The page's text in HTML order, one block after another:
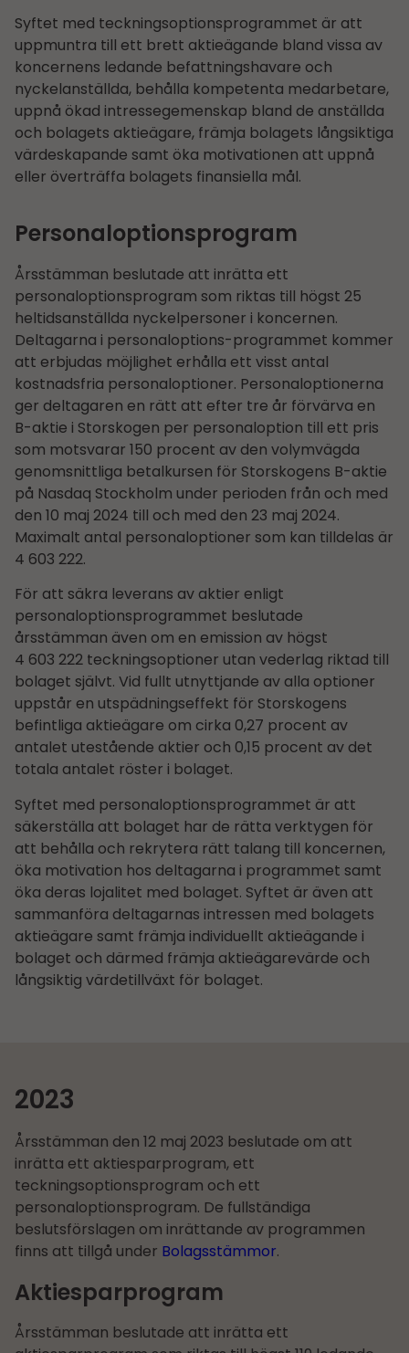
Syftet med teckningsoptionsprogrammet är att
uppmuntra till ett brett aktieägande bland vissa av
koncernens ledande befattningshavare och
nyckelanställda, behålla kompetenta medarbetare,
uppnå ökad intressegemenskap bland de anställda
och bolagets aktieägare, främja bolagets långsiktiga
värdeskapande samt öka motivationen att uppnå
eller överträffa bolagets finansiella mål.
Personaloptionsprogram
Årsstämman beslutade att inrätta ett
personaloptionsprogram som riktas till högst 25
heltidsanställda nyckelpersoner i koncernen.
Deltagarna i personaloptions-programmet kommer
att erbjudas möjlighet erhålla ett visst antal
kostnadsfria personaloptioner. Personaloptionerna
ger deltagaren en rätt att efter tre år förvärva en
B-aktie i Storskogen per personaloption till ett pris
som motsvarar 150 procent av den volymvägda
genomsnittliga betalkursen för Storskogens B-aktie
på Nasdaq Stockholm under perioden från och med
den 10 maj 2024 till och med den 23 maj 2024.
Maximalt antal personaloptioner som kan tilldelas är
4 603 222.
För att säkra leverans av aktier enligt
personaloptionsprogrammet beslutade
årsstämman även om en emission av högst
4 603 222 teckningsoptioner utan vederlag riktad till
bolaget självt. Vid fullt utnyttjande av alla optioner
uppstår en utspädningseffekt för Storskogens
befintliga aktieägare om cirka 0,27 procent av
antalet utestående aktier och 0,15 procent av det
totala antalet röster i bolaget.
Syftet med personaloptionsprogrammet är att
säkerställa att bolaget har de rätta verktygen för
att behålla och rekrytera rätt talang till koncernen,
öka motivation hos deltagarna i programmet samt
öka deras lojalitet med bolaget. Syftet är även att
sammanföra deltagarnas intressen med bolagets
aktieägare samt främja individuellt aktieägande i
bolaget och därmed främja aktieägarevärde och
långsiktig värdetillväxt för bolaget.
2023
Årsstämman den 12 maj 2023 beslutade om att
inrätta ett aktiesparprogram, ett
teckningsoptionsprogram och ett
personaloptionsprogram. De fullständiga
beslutsförslagen om inrättande av programmen
finns att tillgå under Bolagsstämmor.
Aktiesparprogram
Årsstämman beslutade att inrätta ett